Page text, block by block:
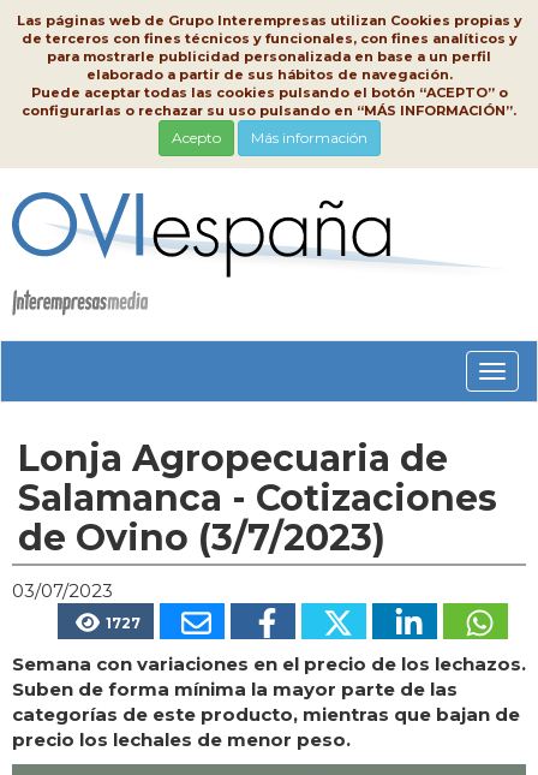
Las páginas web de Grupo Interempresas utilizan Cookies propias y
de terceros con fines técnicos y funcionales, con fines analíticos y
para mostrarle publicidad personalizada en base a un perfil
elaborado a partir de sus hábitos de navegación.
Puede aceptar todas las cookies pulsando el botón “ACEPTO” o
configurarlas o rechazar su uso pulsando en “MÁS INFORMACIÓN”.
Acepto Más información
Lonja Agropecuaria de
Salamanca - Cotizaciones
de Ovino (3/7/2023)
03/07/2023
1727
Semana con variaciones en el precio de los lechazos.
Suben de forma mínima la mayor parte de las
categorías de este producto, mientras que bajan de
precio los lechales de menor peso.